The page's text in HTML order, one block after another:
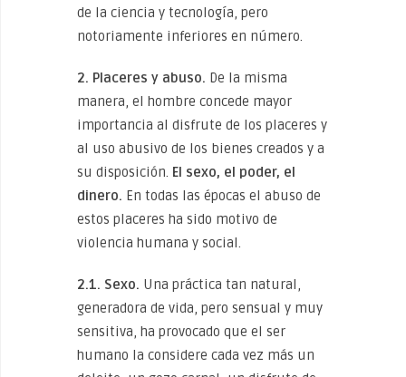
de la ciencia y tecnología, pero
notoriamente inferiores en número.
2. Placeres y abuso. De la misma
manera, el hombre concede mayor
importancia al disfrute de los placeres y
al uso abusivo de los bienes creados y a
su disposición. El sexo, el poder, el
dinero. En todas las épocas el abuso de
estos placeres ha sido motivo de
violencia humana y social.
2.1. Sexo. Una práctica tan natural,
generadora de vida, pero sensual y muy
sensitiva, ha provocado que el ser
humano la considere cada vez más un